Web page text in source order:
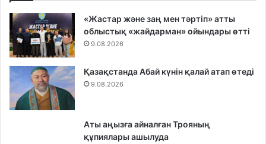
«Жастар және заң мен тәртіп» атты
облыстық «жайдарман» ойындары өтті
9.08.2026
Қазақстанда Абай күнін қалай атап өтеді
9.08.2026
Аты аңызға айналған Трояның
құпиялары ашылуда